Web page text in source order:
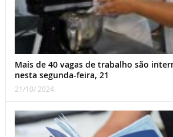
Mais de 40 vagas de trabalho são
nesta segunda-feira, 21
21/10/ 2024